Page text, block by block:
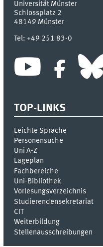
Universität Münster
Schlossplatz 2
48149 Münster
Tel:+49 251 83-0
TOP-LINKS
Leichte Sprache
Personensuche
Uni A-Z
Lageplan
Fachbereiche
Uni-Bi­bli­o­thek
Vor­le­sungs­ver­zeich­nis
Stu­die­ren­den­se­kre­ta­ri­at
CIT
Weiterbildung
Stellenausschreibungen